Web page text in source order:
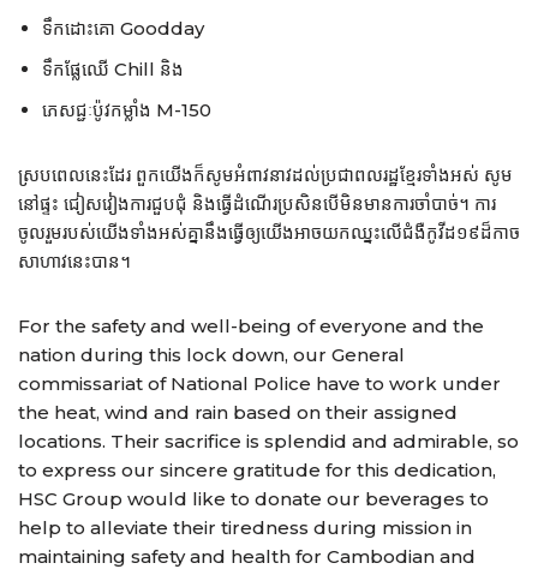
ទឹកដោះគោ Goodday
ទឹកផ្លែឈើ Chill និង​
ភេសជ្ជៈប៉ូវកម្លាំង M-150
ស្របពេលនេះដែរ ពួកយើងក៏សូមអំពា​វនាវដល់ប្រជាពលរដ្ឋខ្មែរទាំងអស់ សូម
នៅផ្ទះ ជៀសវៀងការជួបជុំ និងធ្វើដំណើរប្រសិនបើមិនមានការចាំបាច់។ ការ
ចូលរួមរបស់យើងទាំងអស់គ្នានឹងធ្វើឲ្យយើងអាចយកឈ្នះលើជំងឺកូវីដ១៩​ដ៏កាច
សាហាវនេះបាន។
For the safety and well-being of everyone and the
nation​ during this lock down, our General
commissariat of National Police have to work under
the heat, wind and rain based on their assigned
locations. Their sacrifice is splendid and admirable, so
to express our sincere gratitude for this dedication,
HSC Group would like to donate our beverages to
help to alleviate their tiredness during mission in
maintaining safety and health for Cambodian and